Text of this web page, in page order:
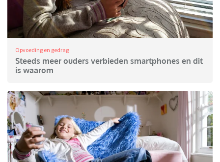
Opvoeding en gedrag
Steeds meer ouders verbieden smartphones en dit
is waarom